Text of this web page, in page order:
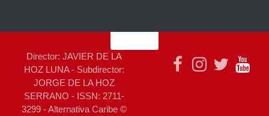
Director: JAVIER DE LA
HOZ LUNA - Subdirector:
JORGE DE LA HOZ
SERRANO - ISSN: 2711-
3299 - Alternativa Caribe ©